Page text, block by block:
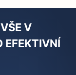
V
EFEKTIVNÍ